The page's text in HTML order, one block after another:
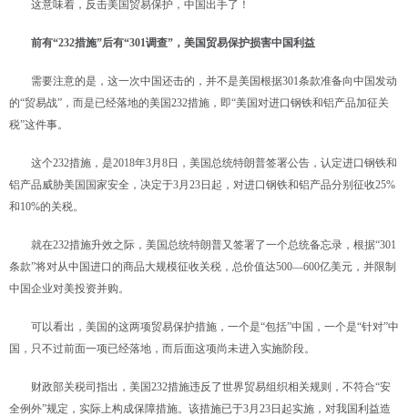
这意味着，反击美国贸易保护，中国出手了！
前有“232措施”后有“301调查”，美国贸易保护损害中国利益
需要注意的是，这一次中国还击的，并不是美国根据301条款准备向中国发动
的“贸易战”，而是已经落地的美国232措施，即“美国对进口钢铁和铝产品加征关
税”这件事。
这个232措施，是2018年3月8日，美国总统特朗普签署公告，认定进口钢铁和
铝产品威胁美国国家安全，决定于3月23日起，对进口钢铁和铝产品分别征收25%
和10%的关税。
就在232措施升效之际，美国总统特朗普又签署了一个总统备忘录，根据“301
条款”将对从中国进口的商品大规模征收关税，总价值达500—600亿美元，并限制
中国企业对美投资并购。
可以看出，美国的这两项贸易保护措施，一个是“包括”中国，一个是“针对”中
国，只不过前面一项已经落地，而后面这项尚未进入实施阶段。
财政部关税司指出，美国232措施违反了世界贸易组织相关规则，不符合“安
全例外”规定，实际上构成保障措施。该措施已于3月23日起实施，对我国利益造